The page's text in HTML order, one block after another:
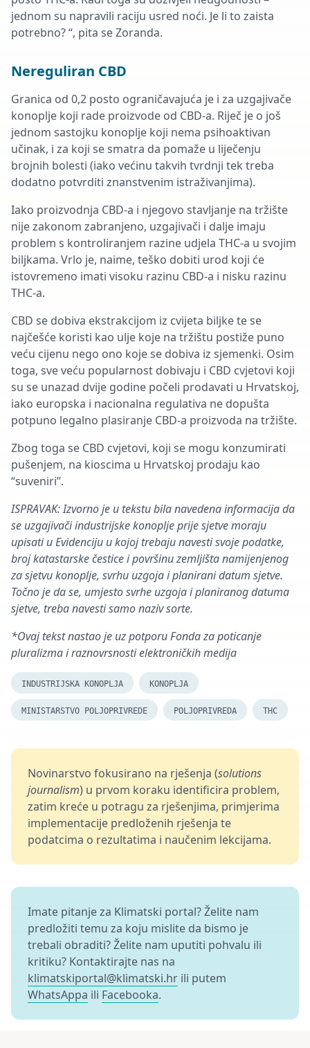
jednom su napravili raciju usred noći. Je li to zaista
potrebno? “, pita se Zoranda.
Nereguliran CBD
Granica od 0,2 posto ograničavajuća je i za uzgajivače
konoplje koji rade proizvode od CBD-a. Riječ je o još
jednom sastojku konoplje koji nema psihoaktivan
učinak, i za koji se smatra da pomaže u liječenju
brojnih bolesti (iako većinu takvih tvrdnji tek treba
dodatno potvrditi znanstvenim istraživanjima).
Iako proizvodnja CBD-a i njegovo stavljanje na tržište
nije zakonom zabranjeno, uzgajivači i dalje imaju
problem s kontroliranjem razine udjela THC-a u svojim
biljkama. Vrlo je, naime, teško dobiti urod koji će
istovremeno imati visoku razinu CBD-a i nisku razinu
THC-a.
CBD se dobiva ekstrakcijom iz cvijeta biljke te se
najčešće koristi kao ulje koje na tržištu postiže puno
veću cijenu nego ono koje se dobiva iz sjemenki. Osim
toga, sve veću popularnost dobivaju i CBD cvjetovi koji
su se unazad dvije godine počeli prodavati u Hrvatskoj,
iako europska i nacionalna regulativa ne dopušta
potpuno legalno plasiranje CBD-a proizvoda na tržište.
Zbog toga se CBD cvjetovi, koji se mogu konzumirati
pušenjem, na kioscima u Hrvatskoj prodaju kao
“suveniri”.
ISPRAVAK: Izvorno je u tekstu bila navedena informacija da
se uzgajivači industrijske konoplje prije sjetve moraju
upisati u Evidenciju u kojoj trebaju navesti svoje podatke,
broj katastarske čestice i površinu zemljišta namijenjenog
za sjetvu konoplje, svrhu uzgoja i planirani datum sjetve.
Točno je da se, umjesto svrhe uzgoja i planiranog datuma
sjetve, treba navesti samo naziv sorte.
*Ovaj tekst nastao je uz potporu Fonda za poticanje
pluralizma i raznovrsnosti elektroničkih medija
INDUSTRIJSKA KONOPLJA KONOPLJA
MINISTARSTVO POLJOPRIVREDE POLJOPRIVREDA THC
Novinarstvo fokusirano na rješenja (solutions
journalism) u prvom koraku identificira problem,
zatim kreće u potragu za rješenjima, primjerima
implementacije predloženih rješenja te
podatcima o rezultatima i naučenim lekcijama.
Imate pitanje za Klimatski portal? Želite nam
predložiti temu za koju mislite da bismo je
trebali obraditi? Želite nam uputiti pohvalu ili
kritiku? Kontaktirajte nas na
klimatskiportal@klimatski.hr ili putem
WhatsAppa ili Facebooka.